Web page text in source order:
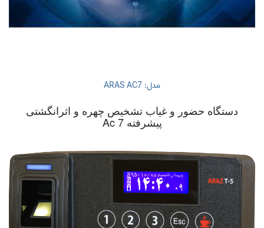
مدل: ARAS AC7
دستگاه حضور و غیاب تشخیص چهره و اثرانگشتی
پیشرفته Ac 7